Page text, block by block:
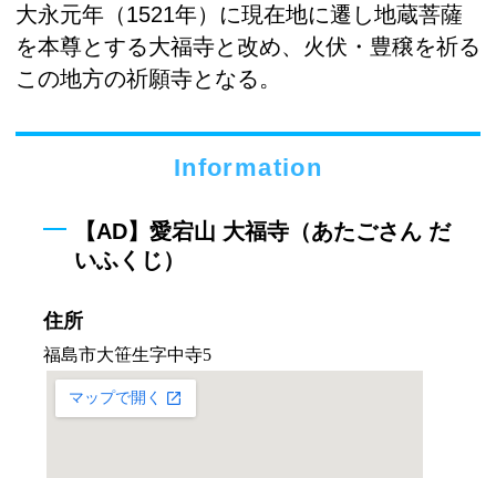
大永元年（1521年）に現在地に遷し地蔵菩薩
を本尊とする大福寺と改め、火伏・豊穣を祈る
この地方の祈願寺となる。
Information
【AD】愛宕山 大福寺（あたごさん だ
いふくじ）
住所